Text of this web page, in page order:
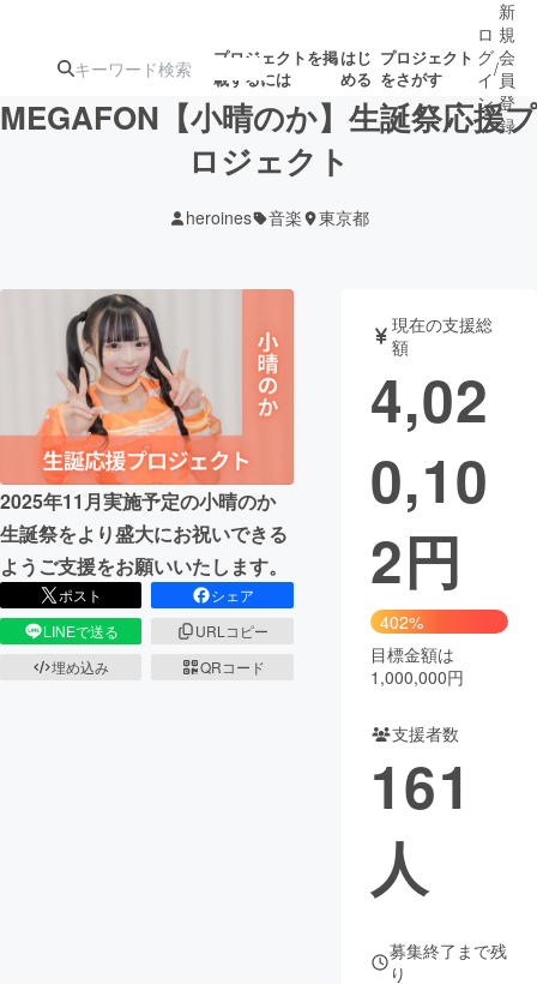
プロジェクトを掲
載するには
はじ
める
プロジェクト
をさがす
注目の新着プロ
ジェクト
募集終了が近いプ
ロジェクト
アート・写真 音楽
テクノロジー・ガジェット ゲーム・サ
映像・映画
ビジネス・起業
まちづくり・地域活性化
CAMPFIRE for Social Good
CAMPFIRE Creation
コミュニティ
ロ
グ
イ
ン
/
新
規
会
員
登
録
MEGAFON【小晴のか】生誕祭応援プ
ロジェクト
heroines 音楽 東京都
2025年11月実施予定の小晴のか
生誕祭をより盛大にお祝いできる
ようご支援をお願いいたします。
ポスト
シェア
LINEで送る
URLコピー
埋め込み
QRコード
現在の支援総
額
4,02
0,10
2円
402%
目標金額は
1,000,000円
支援者数
161
人
募集終了まで残
り